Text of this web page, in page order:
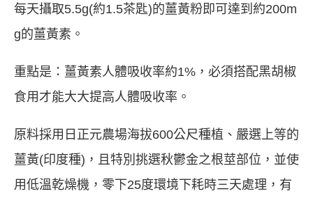
每天攝取5.5g(約1.5茶匙)的薑黃粉即可達到約200m
g的薑黃素。
重點是：薑黃素人體吸收率約1%，必須搭配黑胡椒
食用才能大大提高人體吸收率。
原料採用日正元農場海拔600公尺種植、嚴選上等的
薑黃(印度種)，且特別挑選秋鬱金之根莖部位，並使
用低溫乾燥機，零下25度環境下耗時三天處理，有